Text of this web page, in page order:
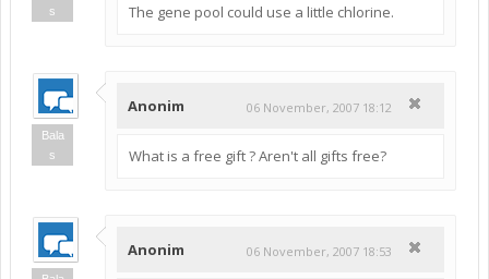
s
The gene pool could use a little chlorine.
Bala
s
Anonim 06 November, 2007 18:12
What is a free gift ? Aren't all gifts free?
Anonim 06 November, 2007 18:53